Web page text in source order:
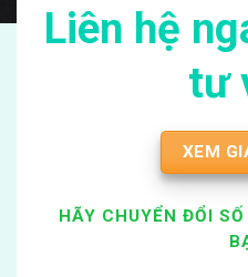
Liên hệ
tư
XEM
HÃY CHUYỂN ĐỔI